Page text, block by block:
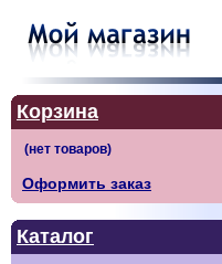
Корзина
Оформить заказ
Каталог